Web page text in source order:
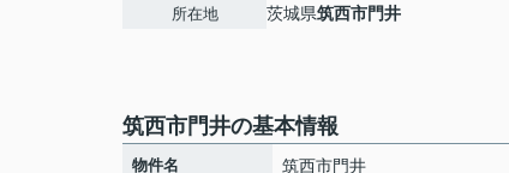
所在地 茨城県筑西市門井
筑西市門井の基本情報
物件名 筑西市門井